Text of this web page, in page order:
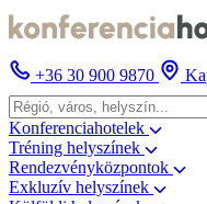
+36 30 900 9870
Konferenciahotelek
Tréning helyszínek
Rendezvényközpontok
Exkluzív helyszínek